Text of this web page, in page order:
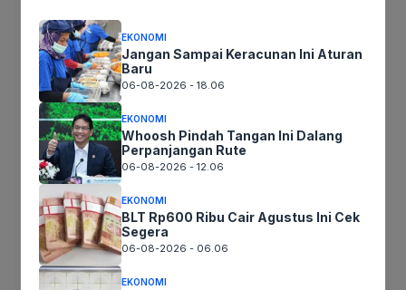
Tinggalkan komentar
Komentar
EKONOMI
Jangan Sampai Keracunan Ini Aturan
Baru
06-08-2026 - 18.06
EKONOMI
Whoosh Pindah Tangan Ini Dalang
Perpanjangan Rute
06-08-2026 - 12.06
EKONOMI
BLT Rp600 Ribu Cair Agustus Ini Cek
Segera
06-08-2026 - 06.06
EKONOMI